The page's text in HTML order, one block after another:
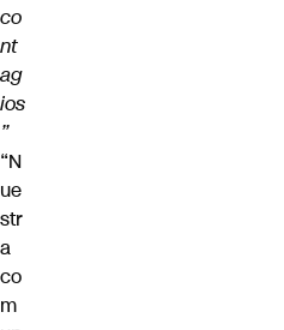
co
nt
ag
ios
”
“N
ue
str
a
co
m